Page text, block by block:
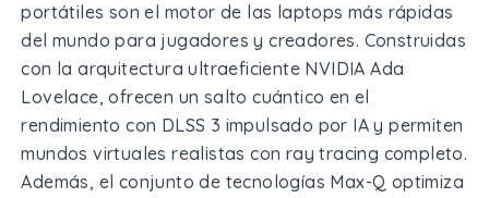
portátiles son el motor de las laptops más rápidas
del mundo para jugadores y creadores. Construidas
con la arquitectura ultraeficiente NVIDIA Ada
Lovelace, ofrecen un salto cuántico en el
rendimiento con DLSS 3 impulsado por IA y permiten
mundos virtuales realistas con ray tracing completo.
Además, el conjunto de tecnologías Max-Q optimiza